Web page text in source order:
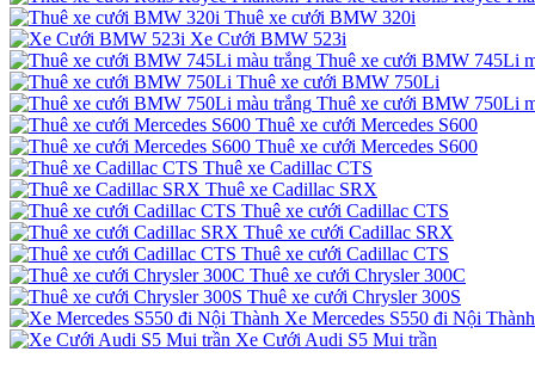
Thuê xe cưới BMW 320i
Xe Cưới BMW 523i
Thuê xe cưới BMW 745Li
Thuê xe cưới BMW 750Li
Thuê xe cưới BMW 750Li
Thuê xe cưới Mercedes S600
Thuê xe cưới Mercedes S600
Thuê xe Cadillac CTS
Thuê xe Cadillac SRX
Thuê xe cưới Cadillac CTS
Thuê xe cưới Cadillac SRX
Thuê xe cưới Cadillac CTS
Thuê xe cưới Chrysler 300C
Thuê xe cưới Chrysler 300S
Xe Mercedes S550 đi Nội Thành
Xe Cưới Audi S5 Mui trần